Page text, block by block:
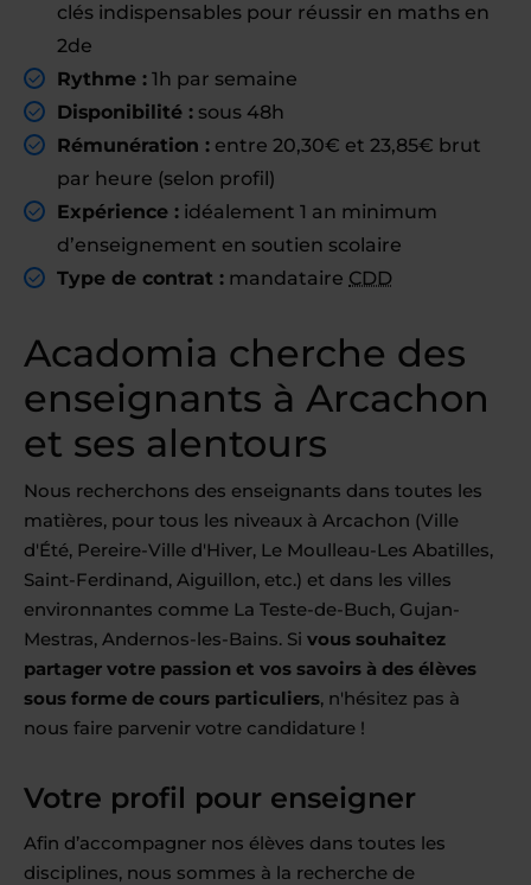
clés indispensables pour réussir en maths en
2de
Rythme : 1h par semaine
Disponibilité : sous 48h
Rémunération : entre 20,30€ et 23,85€ brut
par heure (selon profil)
Expérience : idéalement 1 an minimum
d’enseignement en soutien scolaire
Type de contrat : mandataire CDD
Acadomia cherche des
enseignants à Arcachon
et ses alentours
Nous recherchons des enseignants dans toutes les
matières, pour tous les niveaux à Arcachon (Ville
d'Été, Pereire-Ville d'Hiver, Le Moulleau-Les Abatilles,
Saint-Ferdinand, Aiguillon, etc.) et dans les villes
environnantes comme La Teste-de-Buch, Gujan-
Mestras, Andernos-les-Bains. Si vous souhaitez
partager votre passion et vos savoirs à des élèves
sous forme de cours particuliers, n'hésitez pas à
nous faire parvenir votre candidature !
Votre profil pour enseigner
Afin d’accompagner nos élèves dans toutes les
disciplines, nous sommes à la recherche de